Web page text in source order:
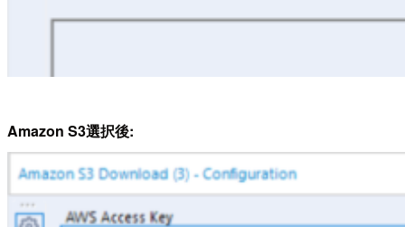
Amazon S3選択後: